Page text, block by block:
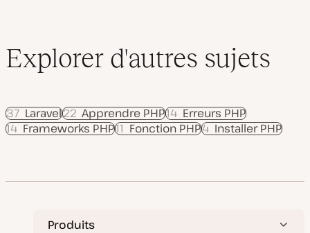
Explorer d'autres sujets
Laravel
37 Apprendre PHP
22 Erreurs PHP
14
Frameworks PHP
14 Fonction PHP
11 Installer PHP
4
Produits